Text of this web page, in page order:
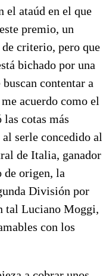
el ataúd en el que
premio, un
de criterio, pero que
bichado por una
contentar a
acuerdo como el
las cotas más
serle concedido al
de Italia, ganador
de origen, la
División por
tal Luciano Moggi,
con los